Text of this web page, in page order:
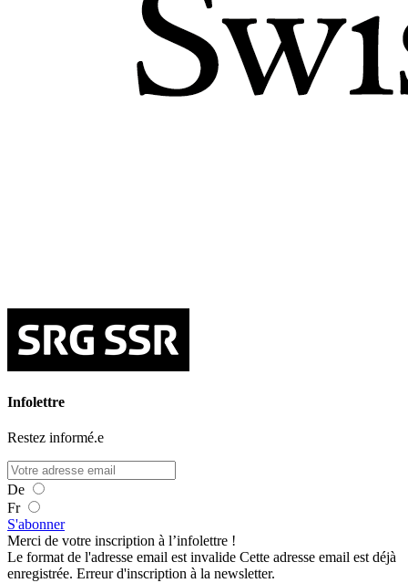
Infolettre
Restez informé.e
De
Fr
S'abonner
Merci de votre inscription à l’infolettre !
Le format de l'adresse email est invalide Cette adresse email est déjà
enregistrée. Erreur d'inscription à la newsletter.